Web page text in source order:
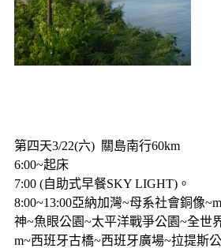
第四天3/22(六) 關島南行60km
6:00~起床
7:00 (自助式早餐SKY LIGHT)。
8:00~13:00亞納加灣~母系社會銅像
神~魚眼公園~太平洋戰爭公園~全世
m~西班牙古橋~西班牙廣場~拉提斯公